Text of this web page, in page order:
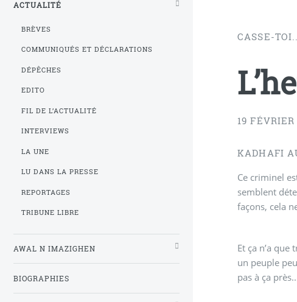
CASSE-
19 FÉVRIER
KADHAFI
Ce criminel
semblent
façons, cela
Et ça n’a
un peuple
pas à ça
ACTUALITÉ
BRÈVES
COMMUNIQUÉS ET DÉCLARATIONS
DÉPÊCHES
EDITO
FIL DE L’ACTUALITÉ
INTERVIEWS
LA UNE
LU DANS LA PRESSE
REPORTAGES
TRIBUNE LIBRE
AWAL N IMAZIGHEN
BIOGRAPHIES